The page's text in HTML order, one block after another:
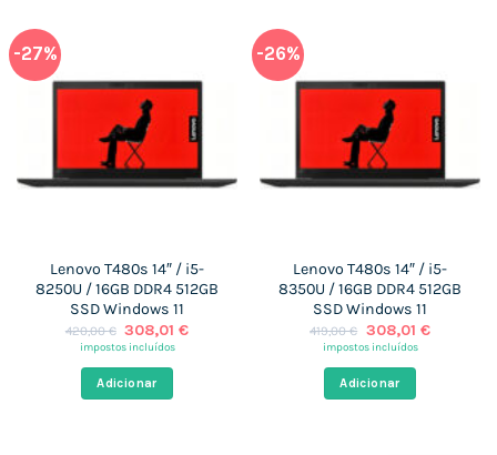
-27%
Lenovo T480s 14″ / i5-
8250U / 16GB DDR4 512GB
SSD Windows 11
420,00€ O
preço
era:
420,00 €.
308,01€O
impostos incluídos
Adicionar
-26%
Lenovo T480s 14″ / i5-
8350U / 16GB DDR4 512GB
SSD Windows 11
419,00€ O
preço
era:
419,00 €.
308,01 €O
impostos incluídos
Adicionar